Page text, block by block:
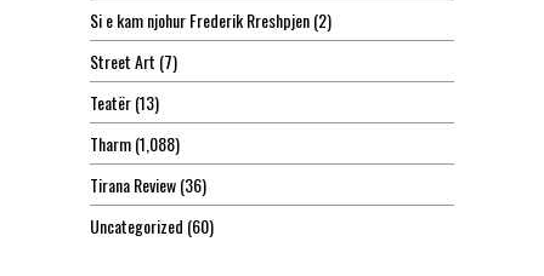
Si e kam njohur Frederik Rreshpjen(2)
Street Art (7)
Teatër(13)
Tharm(1,088)
Tirana Review(36)
Uncategorized (60)